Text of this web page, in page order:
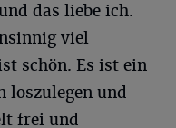
das liebe ich.
viel
schön. Es ist ein
loszulegen und
frei und